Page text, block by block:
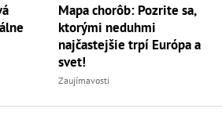
Mapa chorôb: Pozrite sa,
ktorými neduhmi
najčastejšie trpí Európa a
svet!
Zaujímavosti